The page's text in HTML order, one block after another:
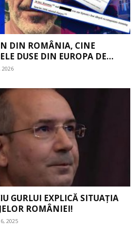
DIN ROMÂNIA, CINE
DUSE DIN EUROPA DE...
GURLUI EXPLICĂ SITUAȚIA
ROMÂNIEI!
2025